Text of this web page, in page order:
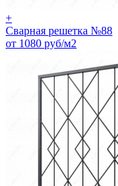
+
Сварная решетка №88
от 1080 руб/м2